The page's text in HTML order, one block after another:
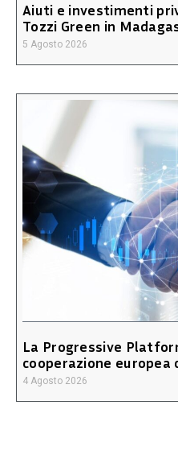
Aiuti e investimenti
Tozzi Green in
5 Agosto 2026
La Progressive
cooperazione europea
4 Agosto 2026